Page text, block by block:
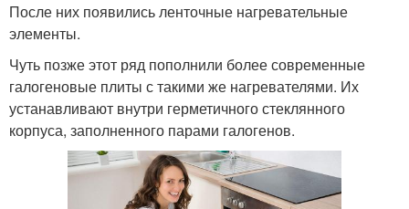
После них появились ленточные нагревательные
элементы.
Чуть позже этот ряд пополнили более современные
галогеновые плиты с такими же нагревателями. Их
устанавливают внутри герметичного стеклянного
корпуса, заполненного парами галогенов.